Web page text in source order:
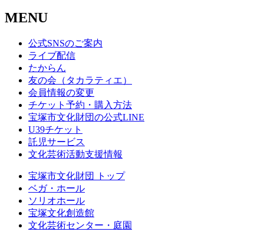
MENU
公式SNSのご案内
ライブ配信
たからん
友の会（タカラティエ）
会員情報の変更
チケット予約・購入方法
宝塚市文化財団の公式LINE
U39チケット
託児サービス
文化芸術活動支援情報
宝塚市文化財団 トップ
ベガ・ホール
ソリオホール
宝塚文化創造館
文化芸術センター・庭園